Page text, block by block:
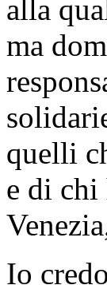
alla
ma
quelli
e di chi
Io